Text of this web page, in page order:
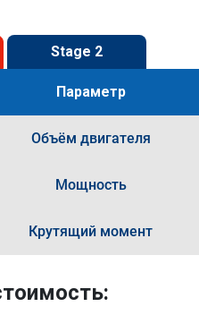
Stage 2
Параметр
Объём двигателя
Мощность
Крутящий момент